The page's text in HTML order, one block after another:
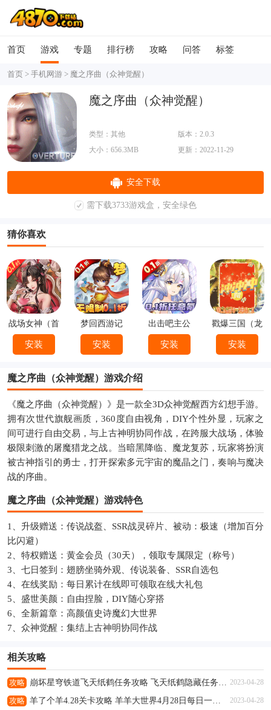
首页 游戏 专题 排行榜 攻略 问答 标签
首页 > 手机网游 > 魔之序曲（众神觉醒）
魔之序曲（众神觉醒）
类型：其他
版本：2.0.3
大小：656.3MB
更新：2022-11-29
安全下载
需下载3733游戏盒，安全绿色
猜你喜欢
战场女神（首
续0.1折）
安装
梦回西游记
（0.1折）
安装
出击吧主公
（0.1折）
安装
戳爆三国（龙
婿叫你0.1折）
安装
魔之序曲（众神觉醒）游戏介绍
《魔之序曲（众神觉醒）》是一款全3D众神觉醒西方幻想手游。
拥有次世代旗舰画质，360度自由视角，DIY个性外显，玩家之
间可进行自由交易，与上古神明协同作战，在跨服大战场，体验
极限刺激的屠魔猎龙之战。当暗黑降临、魔龙复苏，玩家将扮演
被古神指引的勇士，打开探索多元宇宙的魔晶之门，奏响与魔决
战的序曲。
魔之序曲（众神觉醒）游戏特色
1、升级赠送：传说战盔、SSR战灵碎片、被动：极速（增加百分
比闪避）
2、特权赠送：黄金会员（30天），领取专属限定（称号）
3、七日签到：翅膀坐骑外观、传说装备、SSR自选包
4、在线奖励：每日累计在线即可领取在线大礼包
5、盛世美颜：自由捏脸，DIY随心穿搭
6、全新篇章：高颜值史诗魔幻大世界
7、众神觉醒：集结上古神明协同作战
相关攻略
攻略 2023-04-28
攻略 2023-04-28